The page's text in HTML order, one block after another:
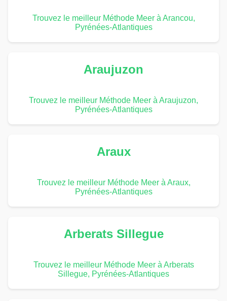
Trouvez le meilleur Méthode Meer à Arancou,
Pyrénées-Atlantiques
Araujuzon
Trouvez le meilleur Méthode Meer à Araujuzon,
Pyrénées-Atlantiques
Araux
Trouvez le meilleur Méthode Meer à Araux,
Pyrénées-Atlantiques
Arberats Sillegue
Trouvez le meilleur Méthode Meer à Arberats
Sillegue, Pyrénées-Atlantiques